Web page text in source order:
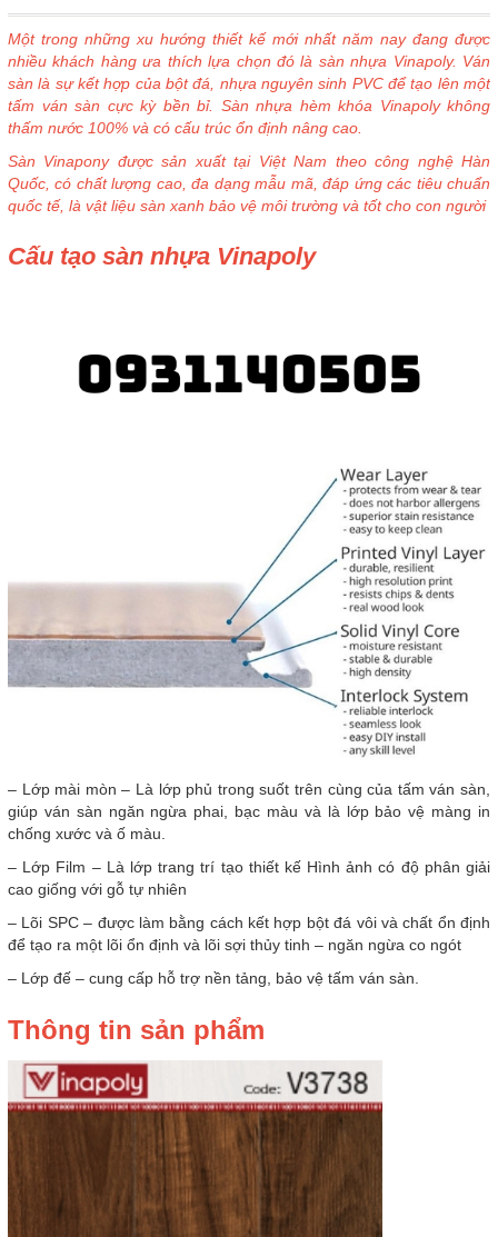
Một trong những xu hướng thiết kế mới nhất năm nay đang được
nhiều khách hàng ưa thích lựa chọn đó là sàn nhựa Vinapoly. Ván
sàn là sự kết hợp của bột đá, nhựa nguyên sinh PVC để tạo lên một
tấm ván sàn cực kỳ bền bỉ. Sàn nhựa hèm khóa Vinapoly không
thấm nước 100% và có cấu trúc ổn định nâng cao.
Sàn Vinapony được sản xuất tại Việt Nam theo công nghệ Hàn
Quốc, có chất lượng cao, đa dạng mẫu mã, đáp ứng các tiêu chuẩn
quốc tế, là vật liệu sàn xanh bảo vệ môi trường và tốt cho con người
Cấu tạo sàn nhựa Vinapoly
– Lớp mài mòn – Là lớp phủ trong suốt trên cùng của tấm ván sàn,
giúp ván sàn ngăn ngừa phai, bạc màu và là lớp bảo vệ màng in
chống xước và ố màu.
– Lớp Film – Là lớp trang trí tạo thiết kế Hình ảnh có độ phân giải
cao giống với gỗ tự nhiên
– Lõi SPC – được làm bằng cách kết hợp bột đá vôi và chất ổn định
để tạo ra một lõi ổn định và lõi sợi thủy tinh – ngăn ngừa co ngót
– Lớp đế – cung cấp hỗ trợ nền tảng, bảo vệ tấm ván sàn.
Thông tin sản phẩm